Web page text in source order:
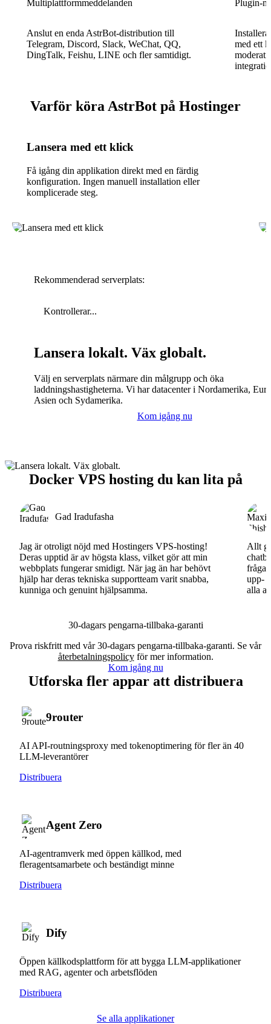
Multiplattformmeddelanden
Anslut en enda AstrBot-distribution till
Telegram, Discord, Slack, WeChat, QQ,
DingTalk, Feishu, LINE och fler samtidigt.
Plugin-
med ett
Varför köra AstrBot på Hostinger
Lansera med ett klick
Få igång din applikation direkt med en färdig
konfiguration. Ingen manuell installation eller
komplicerade steg.
Rekommenderad serverplats:
Kontrollerar...
Lansera lokalt. Väx globalt.
Välj en serverplats närmare din målgrupp och öka
laddningshastigheterna. Vi har datacenter i Nordamerika,
Asien och Sydamerika.
Kom igång nu
Docker VPS hosting du kan lita på
Gad Iradufasha
Jag är otroligt nöjd med Hostingers VPS-hosting!
Deras upptid är av högsta klass, vilket gör att min
webbplats fungerar smidigt. När jag än har behövt
hjälp har deras tekniska supportteam varit snabba,
kunniga och genuint hjälpsamma.
Allt
fråga.
upp-
alla
30-dagars pengarna-tillbaka-garanti
Prova riskfritt med vår 30-dagars pengarna-tillbaka-garanti. Se vår
återbetalningspolicyför mer information.
Kom igång nu
Utforska fler appar att distribuera
9router
AI API-routningsproxy med tokenoptimering för fler än 40
LLM-leverantörer
Distribuera
Agent Zero
AI-agentramverk med öppen källkod, med
fleragentsamarbete och beständigt minne
Distribuera
Dify
Öppen källkodsplattform för att bygga LLM-applikationer
med RAG, agenter och arbetsflöden
Distribuera
Se alla applikationer